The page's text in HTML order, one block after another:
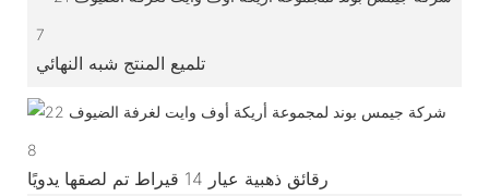
7
تلميع المنتج شبه النهائي
8
رقائق ذهبية عيار 14 قيراط تم لصقها يدويًا